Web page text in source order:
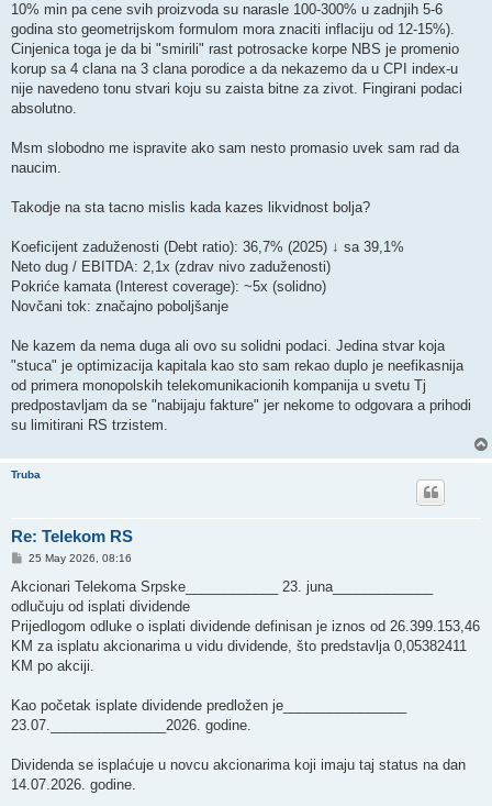
10% min pa cene svih proizvoda su narasle 100-300% u zadnjih 5-6
godina sto geometrijskom formulom mora znaciti inflaciju od 12-15%).
Cinjenica toga je da bi "smirili" rast potrosacke korpe NBS je promenio
korup sa 4 clana na 3 clana porodice a da nekazemo da u CPI index-u
nije navedeno tonu stvari koju su zaista bitne za zivot. Fingirani podaci
absolutno.
Msm slobodno me ispravite ako sam nesto promasio uvek sam rad da
naucim.
Takodje na sta tacno mislis kada kazes likvidnost bolja?
Koeficijent zaduženosti (Debt ratio): 36,7% (2025) ↓ sa 39,1%
Neto dug / EBITDA: 2,1x (zdrav nivo zaduženosti)
Pokriće kamata (Interest coverage): ~5x (solidno)
Novčani tok: značajno poboljšanje
Ne kazem da nema duga ali ovo su solidni podaci. Jedina stvar koja
"stuca" je optimizacija kapitala kao sto sam rekao duplo je neefikasnija
od primera monopolskih telekomunikacionih kompanija u svetu Tj
predpostavljam da se "nabijaju fakture" jer nekome to odgovara a prihodi
su limitirani RS trzistem.
Truba
Re: Telekom RS
P
s
25 May 2026, 08:16
Akcionari Telekoma Srpske____________ 23. juna_____________
odlučuju od isplati dividende
Prijedlogom odluke o isplati dividende definisan je iznos od 26.399.153,46
KM za isplatu akcionarima u vidu dividende, što predstavlja 0,05382411
KM po akciji.
Kao početak isplate dividende predložen je________________
23.07._______________2026. godine.
Dividenda se isplaćuje u novcu akcionarima koji imaju taj status na dan
14.07.2026. godine.